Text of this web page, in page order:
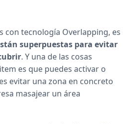
con tecnología Overlapping, es
superpuestas para evitar
. Y una de las cosas
es que puedes activar o
evitar una zona en concreto
masajear un área